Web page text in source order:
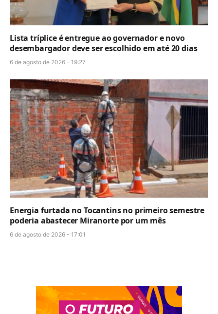
Lista tríplice é entregue ao governador e novo
desembargador deve ser escolhido em até 20 dias
6 de agosto de 2026 - 19:27
Energia furtada no Tocantins no primeiro semestre
poderia abastecer Miranorte por um mês
6 de agosto de 2026 - 17:01